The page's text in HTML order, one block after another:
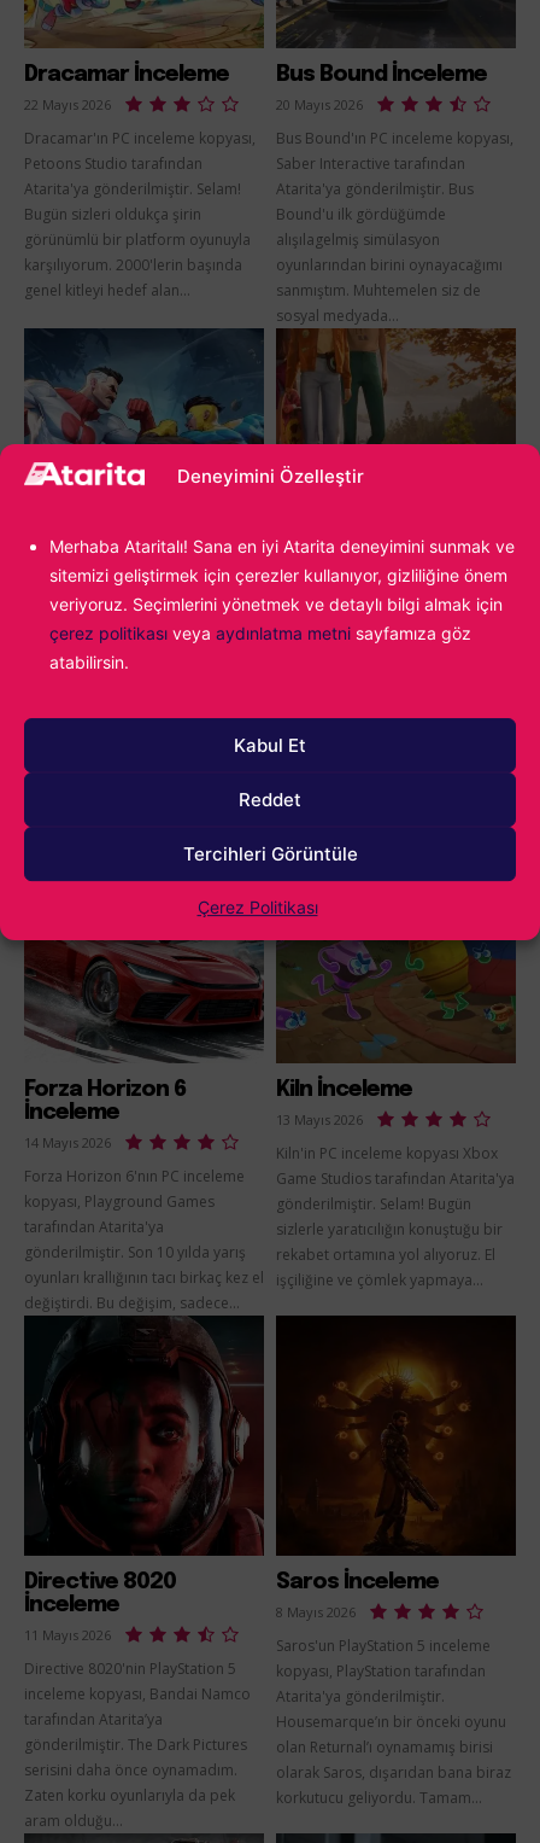
Deneyimini Özelleştir
Merhaba Ataritalı! Sana en iyi Atarita deneyimini sunmak ve
sitemizi geliştirmek için çerezler kullanıyor, gizliliğine önem
veriyoruz. Seçimlerini yönetmek ve detaylı bilgi almak için
çerez politikası veya aydınlatma metni sayfamıza göz
atabilirsin.
Kabul Et
Reddet
Tercihleri Görüntüle
Çerez Politikası
Dracamar İnceleme
22 Mayıs 2026
Dracamar'ın PC inceleme kopyası,
Petoons Studio tarafından
Atarita'ya gönderilmiştir. Selam!
Bugün sizleri oldukça şirin
görünümlü bir platform oyunuyla
karşılıyorum. 2000'lerin başında
genel kitleyi hedef alan...
Bus Bound İnceleme
20 Mayıs 2026
Bus Bound'ın PC inceleme kopyası,
Saber Interactive tarafından
Atarita'ya gönderilmiştir. Bus
Bound'u ilk gördüğümde
alışılagelmiş simülasyon
oyunlarından birini oynayacağımı
sanmıştım. Muhtemelen siz de
sosyal medyada...
Invincible VS İnceleme
Invincible VS'ın PlayStation 5
çok seven biri olarak Invincible VS,
duyurulduğu andan itibaren ilgimi
Mixtape İnceleme
17 Mayıs 2026
Bugün sizlerle gençliğin asi
The Artful...
Forza Horizon 6
İnceleme
14 Mayıs 2026
Forza Horizon 6'nın PC inceleme
kopyası, Playground Games
tarafından Atarita'ya
gönderilmiştir. Son 10 yılda yarış
oyunları krallığının tacı birkaç kez el
değiştirdi. Bu değişim, sadece...
Kiln İnceleme
13 Mayıs 2026
Kiln'in PC inceleme kopyası Xbox
Game Studios tarafından Atarita'ya
gönderilmiştir. Selam! Bugün
sizlerle yaratıcılığın konuştuğu bir
rekabet ortamına yol alıyoruz. El
işçiliğine ve çömlek yapmaya...
Directive 8020
İnceleme
11 Mayıs 2026
Directive 8020'nin PlayStation 5
inceleme kopyası, Bandai Namco
tarafından Atarita’ya
gönderilmiştir. The Dark Pictures
serisini daha önce oynamadım.
Zaten korku oyunlarıyla da pek
aram olduğu...
Saros İnceleme
8 Mayıs 2026
Saros'un PlayStation 5 inceleme
kopyası, PlayStation tarafından
Atarita'ya gönderilmiştir.
Housemarque’ın bir önceki oyunu
olan Returnal’ı oynamamış birisi
olarak Saros, dışarıdan bana biraz
korkutucu geliyordu. Tamam...